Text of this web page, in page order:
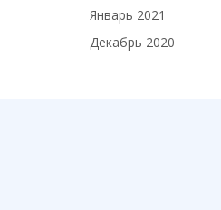
Январь 2021
Декабрь 2020